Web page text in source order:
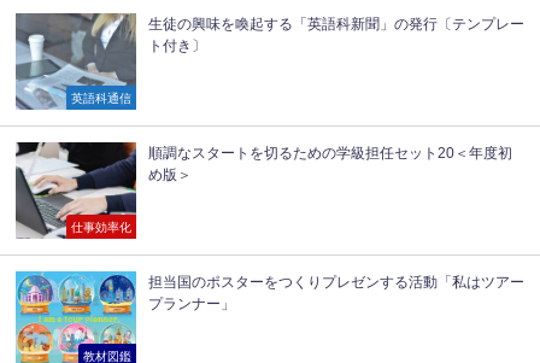
英語科通信
生徒の興味を喚起する「英語科新聞」の発行〔テンプレー
ト付き〕
仕事効率化
順調なスタートを切るための学級担任セット20＜年度初
め版＞
教材図鑑
担当国のポスターをつくりプレゼンする活動「私はツアー
プランナー」